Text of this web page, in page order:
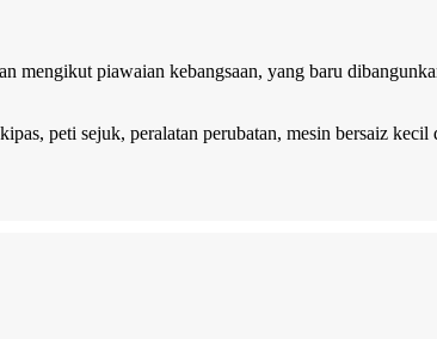
mengikut piawaian kebangsaan, yang baru
peti sejuk, peralatan perubatan, mesin bersaiz